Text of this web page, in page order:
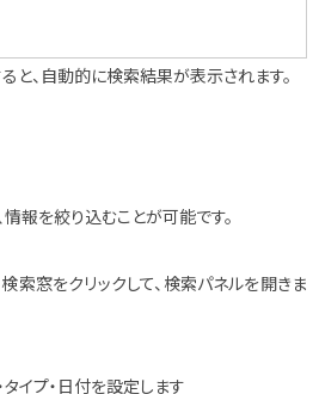
と、自動的に検索結果が表示されます。
情報を絞り込むことが可能です。
窓をクリックして、検索パネルを開きま
タイプ・日付を設定します